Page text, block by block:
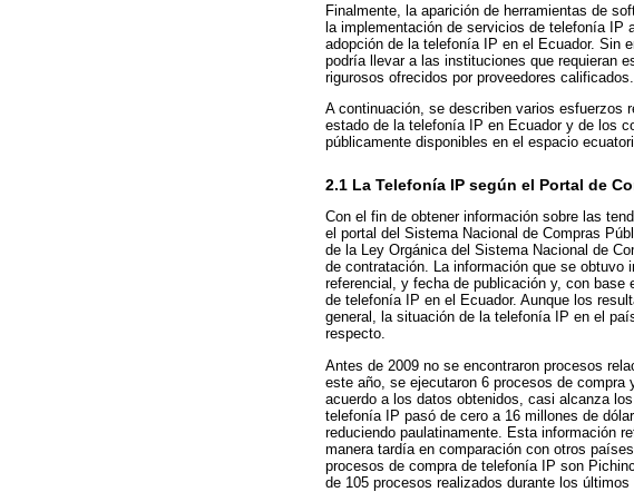
Finalmente, la aparición de herramientas de
la implementación de servicios de telefonía
adopción de la telefonía IP en el Ecuador. Sin
podría llevar a las instituciones que requieran
rigurosos ofrecidos por proveedores calificados.
A continuación, se describen varios esfuerzos
estado de la telefonía IP en Ecuador y de los
públicamente disponibles en el espacio
2.1 La Telefonía IP según el Portal de
Con el fin de obtener información sobre las
el portal del Sistema Nacional de Compras
de la Ley Orgánica del Sistema Nacional de
de contratación. La información que se obtuvo
referencial, y fecha de publicación y, con
de telefonía IP en el Ecuador. Aunque los
general, la situación de la telefonía IP en el
respecto.
Antes de 2009 no se encontraron procesos
este año, se ejecutaron 6 procesos de
acuerdo a los datos obtenidos, casi alcanza
telefonía IP pasó de cero a 16 millones de
reduciendo paulatinamente. Esta información
manera tardía en comparación con otros
procesos de compra de telefonía IP son
de 105 procesos realizados durante los últimos